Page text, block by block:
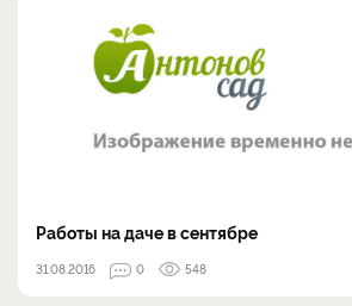
​Работы на даче в сентябре
31.08.2016 0 548